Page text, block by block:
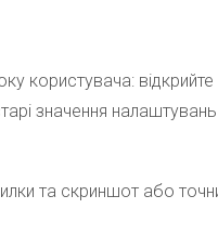
користувача: відкрийте
значення
та скриншот або